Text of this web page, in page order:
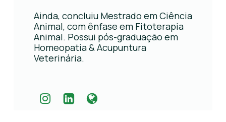
Ainda, concluiu Mestrado em Ciência
Animal, com ênfase em Fitoterapia
Animal. Possui pós-graduação em
Homeopatia & Acupuntura
Veterinária.